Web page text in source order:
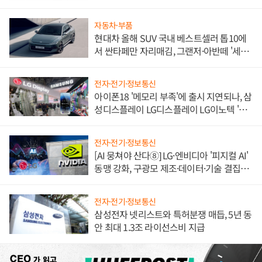
자동차·부품
현대차 올해 SUV 국내 베스트셀러 톱10에
서 싼타페만 자리매김, 그랜저·아반떼 '세단
전자·전기·정보통신
아이폰18 '메모리 부족'에 출시 지연되나, 삼
성디스플레이 LG디스플레이 LG이노텍 '탈
전자·전기·정보통신
[AI 뭉쳐야 산다⑧] LG·엔비디아 '피지컬 AI'
동맹 강화, 구광모 제조·데이터·기술 결집
전자·전기·정보통신
삼성전자 넷리스트와 특허분쟁 매듭, 5년 동
안 최대 1.3조 라이선스비 지급